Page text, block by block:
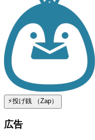
⚡️投げ銭 （Zap）
広告